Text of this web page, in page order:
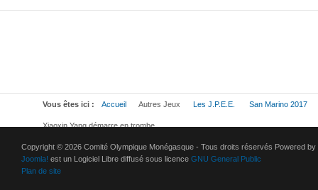
Vous êtes ici : Accueil Autres Jeux Les J.P.E.E. San Marino 2017
Xiaoxin Yang démarre en trombe
Copyright © 2026 Comité Olympique Monégasque - Tous droits réservés Powered by
Joomla! est un Logiciel Libre diffusé sous licence GNU General Public
Plan de site